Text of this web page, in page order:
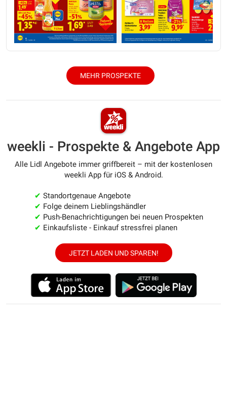
MEHR PROSPEKTE
weekli - Prospekte & Angebote App
Alle Lidl Angebote immer griffbereit – mit der kostenlosen
weekli App für iOS & Android.
✔ Standortgenaue Angebote
✔ Folge deinem Lieblingshändler
✔ Push-Benachrichtigungen bei neuen Prospekten
✔ Einkaufsliste - Einkauf stressfrei planen
JETZT LADEN UND SPAREN!